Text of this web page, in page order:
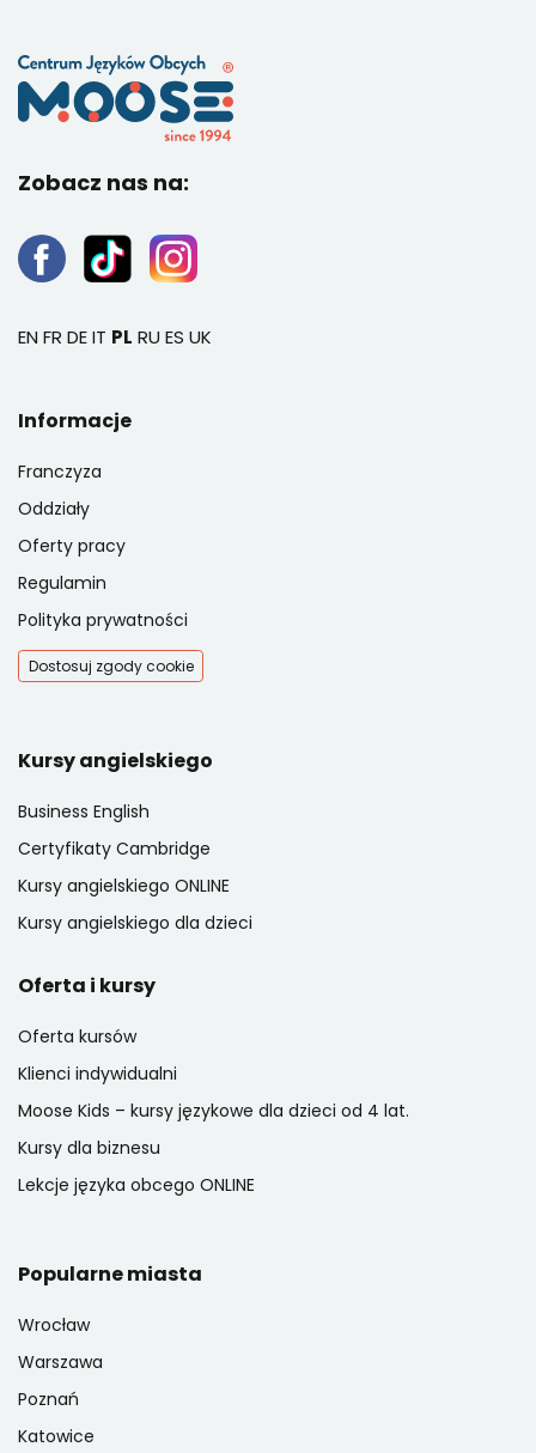
Zobacz nas na:
EN FR DEIT PL RU ES UK
Informacje
Franczyza
Oddziały
Oferty pracy
Regulamin
Polityka prywatności
Dostosuj zgody cookie
Kursy angielskiego
Business English
Certyfikaty Cambridge
Kursy angielskiego ONLINE
Kursy angielskiego dla dzieci
Oferta i kursy
Oferta kursów
Klienci indywidualni
Moose Kids – kursy językowe dla dzieci od 4 lat.
Kursy dla biznesu
Lekcje języka obcego ONLINE
Popularne miasta
Wrocław
Warszawa
Poznań
Katowice